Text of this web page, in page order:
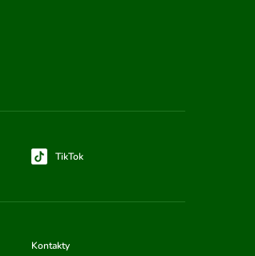
TikTok
Kontakty